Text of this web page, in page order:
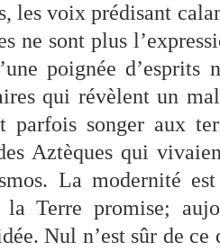
les voix prédisant
ne sont plus
poignée
qui révèlent un
parfois songer aux
Aztèques qui
La modernité
Terre promise;
Nul n’est sûr de ce